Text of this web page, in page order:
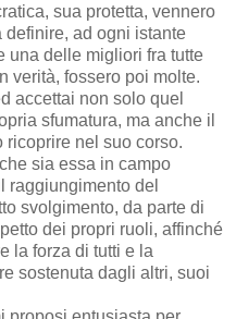
sua protetta, vennero
definire, ad ogni istante
una delle migliori fra tutte
verità, fossero poi molte.
accettai non solo quel
sfumatura, ma anche il
ricoprire nel suo corso.
sia essa in campo
raggiungimento del
svolgimento, da parte di
dei propri ruoli, affinché
la forza di tutti e la
sostenuta dagli altri, suoi